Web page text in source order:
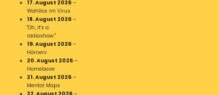
17. August 2026 –
Wahllos im Virus
18. August 2026 –
"Oh, it's a
radioshow."
19. August 2026 –
Hörnerv
20. August 2026 –
Homebase
21. August 2026 –
Mental Maps